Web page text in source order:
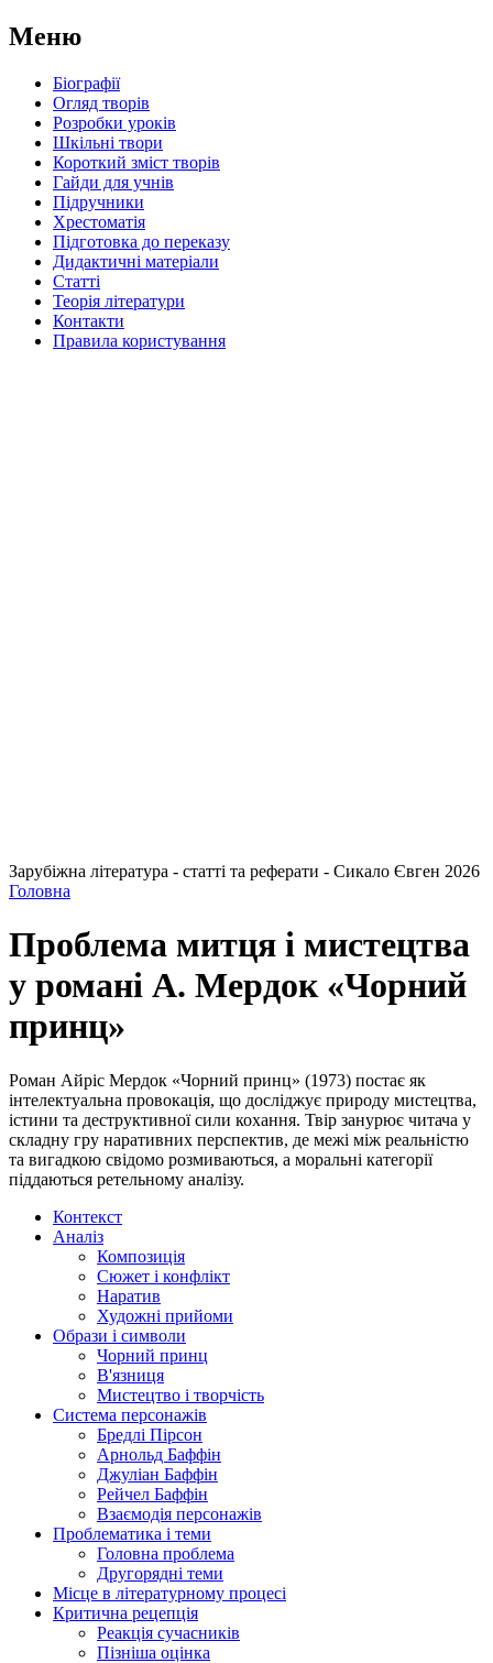
Меню
Біографії
Огляд творів
Розробки уроків
Шкільні твори
Короткий зміст творів
Гайди для учнів
Підручники
Хрестоматія
Підготовка до переказу
Дидактичні матеріали
Статті
Теорія літератури
Контакти
Правила користування
Зарубіжна література - статті та реферати - Сикало Євген 2026
Головна
Проблема митця і мистецтва
у романі А. Мердок «Чорний
принц»
Роман Айріс Мердок «Чорний принц» (1973) постає як
інтелектуальна провокація, що досліджує природу мистецтва,
істини та деструктивної сили кохання. Твір занурює читача у
складну гру наративних перспектив, де межі між реальністю
та вигадкою свідомо розмиваються, а моральні категорії
піддаються ретельному аналізу.
Контекст
Аналіз
Композиція
Сюжет і конфлікт
Наратив
Художні прийоми
Образи і символи
Чорний принц
В'язниця
Мистецтво і творчість
Система персонажів
Бредлі Пірсон
Арнольд Баффін
Джуліан Баффін
Рейчел Баффін
Взаємодія персонажів
Проблематика і теми
Головна проблема
Другорядні теми
Місце в літературному процесі
Критична рецепція
Реакція сучасників
Пізніша оцінка